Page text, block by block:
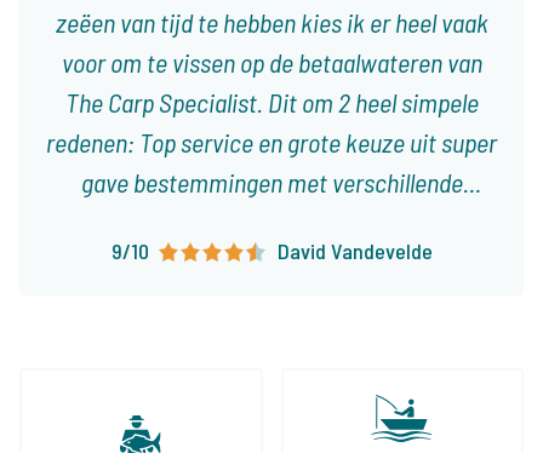
zeëen van tijd te hebben kies ik er heel vaak
voor om te vissen op de betaalwateren van
The Carp Specialist. Dit om 2 heel simpele
redenen: Top service en grote keuze uit super
gave bestemmingen met verschillende
visvakanties die op het lijf geschreven zijn!
9/10 David Vandevelde